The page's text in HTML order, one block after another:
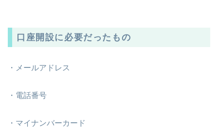
口座開設に必要だったもの
・メールアドレス
・電話番号
・マイナンバーカード